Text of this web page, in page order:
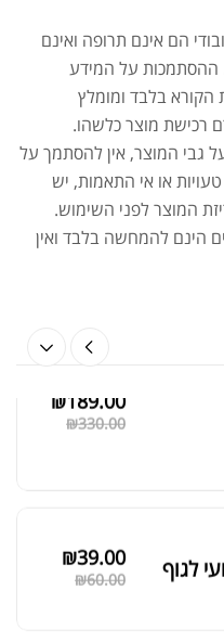
הם אינם תרופה ואינם
ההסתמכות על המידע
הקורא בלבד ומומלץ
רכישת מוצר כלשהו.
גבי המוצר, אין להסתמך על
או אי התאמות, יש
המוצר לפני השימוש.
הינם להמחשה בלבד ואין
לחלבון או גיינר
איזולט
₪330.00
₪189.00
לגוף ₪60.00
₪39.00